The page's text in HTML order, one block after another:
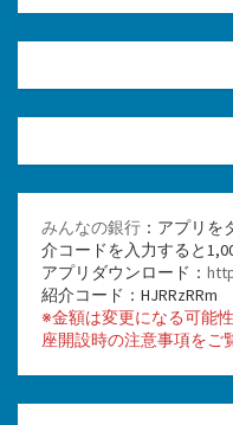
みんなの銀行 ：アプリ
介コードを入力すると
アプリダウンロード：
紹介コード：HJRRzRRm
※金額は変更になる可能
座開設時の注意事項をご